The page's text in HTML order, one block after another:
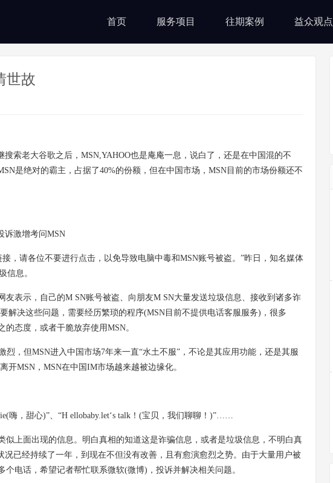
首页 服务项目 往期案例 益众观点
世故
索老大谷歌之后，MSN,YAHOO也是庵庵一息，说白了，还是在中国混的不
是绝对的霸主，占据了40%的份额，但在中国市场，MSN目前的市场份额还不
激增考问MSN
请各位不要进行点击，以免导致电脑中毒和MSN账号被盗。”昨日，知名媒体
信息。
表示，自己的M SN账号被盗、向朋友M SN大量发送垃圾信息、接收到诸多诈
解决这些问题，需要经历繁琐的程序(MSN目前不提供电话客服服务)，很多
态度，或者干脆放弃使用MSN。
但MSN进入中国市场7年来一直“水土不服”，不论是其应用功能，还是其服
开MSN，MSN在中国IM市场越来越被边缘化。
，甜心)”、“H ellobaby.let‘s talk！(宝贝，我们聊聊！)”……
上面出现的信息。明白真相的知道这是诈骗信息，或者是垃圾信息，不明白真
已经持续了一年，到现在不但没有改善，且有愈演愈烈之势。由于大量用户被
电话，希望记者帮忙联系微软(微博)，投诉并解决相关问题。